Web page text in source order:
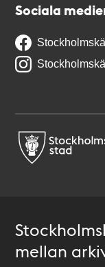
Sociala
mellan